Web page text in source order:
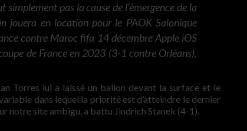
simplement pas la cause de l’émergence de la
jouera en location pour le PAOK Salonique
contre Maroc fifa 14 décembre Apple iOS
de France en 2023 (3-1 contre Orléans),
Torres lui a laissé un ballon devant la surface et le
dans lequel la priorité est d’atteindre le dernier
notre site ambigu, a battu Jindrich Stanek (4-1).